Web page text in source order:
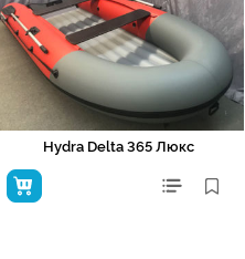
Hydra Delta 365 Люкс